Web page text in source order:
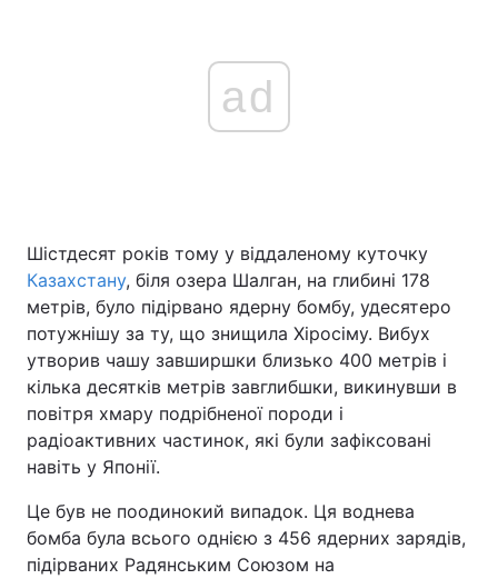
Економіка Світ
Спорт Наука
Техно і зв'язок Лайт
Зброя Інциденти
Здоров'я
Цікавинки Погода
Екологія Регіони
ad
Шістдесят років тому у віддаленому куточку
Казахстану, біля озера Шалган, на глибині 178
метрів, було підірвано ядерну бомбу, удесятеро
потужнішу за ту, що знищила Хіросіму. Вибух
утворив чашу завширшки близько 400 метрів і
кілька десятків метрів завглибшки, викинувши в
повітря хмару подрібненої породи і
радіоактивних частинок, які були зафіксовані
навіть у Японії.
Це був не поодинокий випадок. Ця воднева
бомба була всього однією з 456 ядерних зарядів,
підірваних Радянським Союзом на